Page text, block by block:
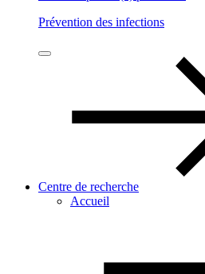
Prévention des infections
Centre de recherche
Accueil